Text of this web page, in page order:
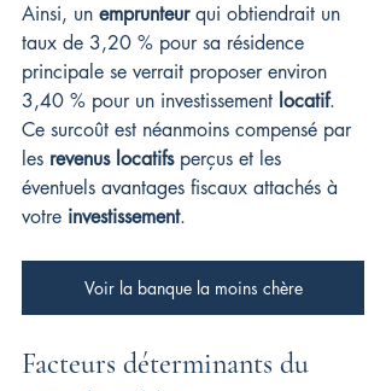
Ainsi, un emprunteur qui obtiendrait un
taux de 3,20 % pour sa résidence
principale se verrait proposer environ
3,40 % pour un investissement locatif.
Ce surcoût est néanmoins compensé par
les revenus locatifs perçus et les
éventuels avantages fiscaux attachés à
votre investissement.
Voir la banque la moins chère
Facteurs déterminants du